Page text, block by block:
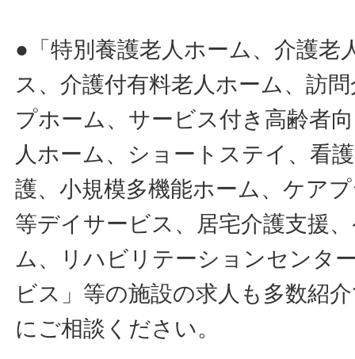
●「特別養護老人ホーム、介護老
ス、介護付有料老人ホーム、訪
プホーム、サービス付き高齢者
人ホーム、ショートステイ、看
護、小規模多機能ホーム、ケア
等デイサービス、居宅介護支援
ム、リハビリテーションセンタ
ビス」等の施設の求人も多数紹
にご相談ください。